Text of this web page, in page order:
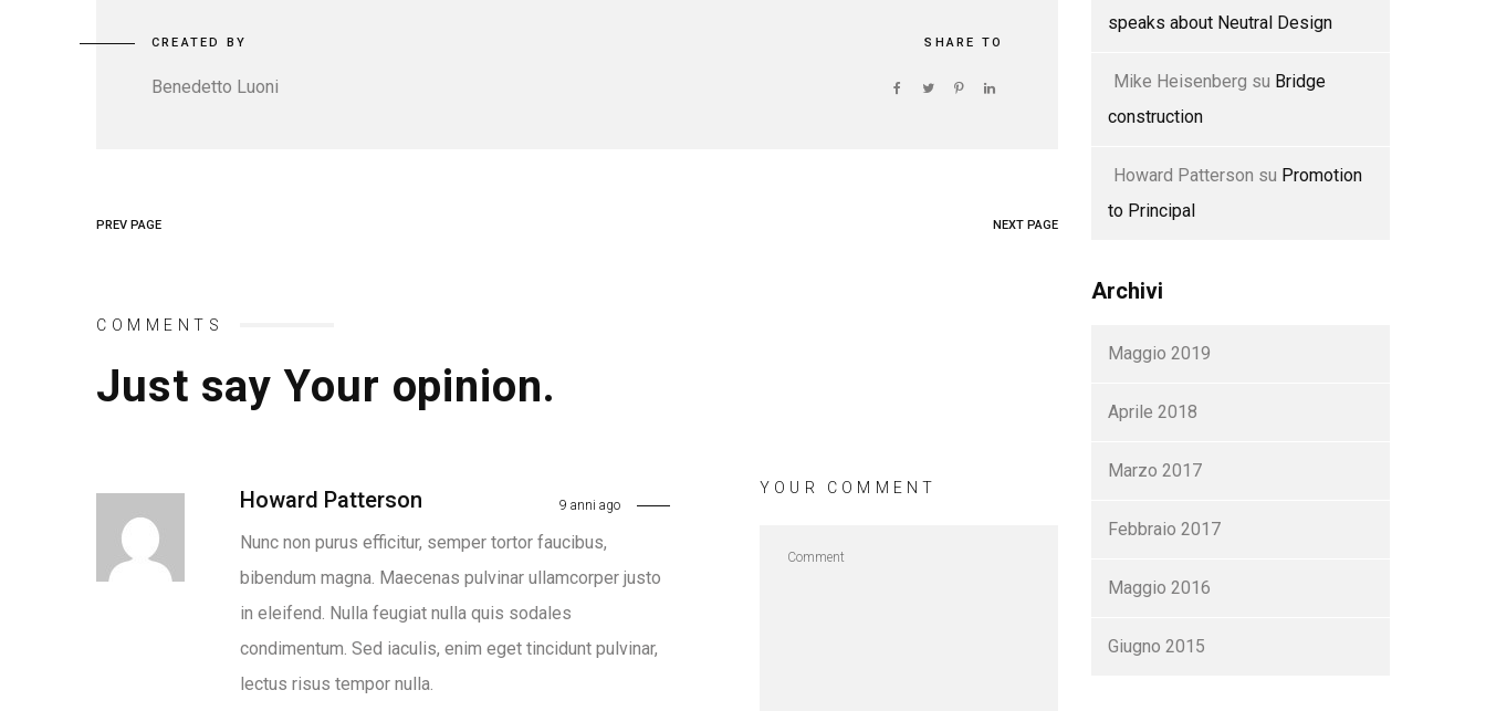
CREATED BY
Benedetto Luoni
SHARE TO
PREV PAGE NEXT PAGE
COMMENTS
Just say Your opinion.
Howard Patterson 9 anni ago
Nunc non purus efficitur, semper tortor faucibus,
bibendum magna. Maecenas pulvinar ullamcorper justo
in eleifend. Nulla feugiat nulla quis sodales
condimentum. Sed iaculis, enim eget tincidunt pulvinar,
lectus risus tempor nulla.
YOUR COMMENT
speaks about Neutral Design
Mike Heisenberg su Bridge
construction
Howard Patterson su Promotion
to Principal
Archivi
Maggio 2019
Aprile 2018
Marzo 2017
Febbraio 2017
Maggio 2016
Giugno 2015